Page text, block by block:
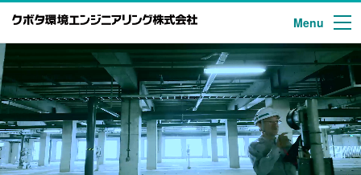
Menu
クボタ環境エンジニアリング株式会